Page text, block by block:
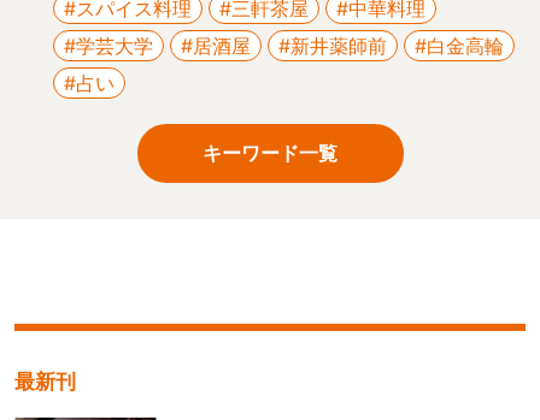
#スパイス料理 #三軒茶屋
#中華料理
#学芸大学
#居酒屋 #新井薬師前
#白金高輪
#占い
キーワード一覧
最新刊